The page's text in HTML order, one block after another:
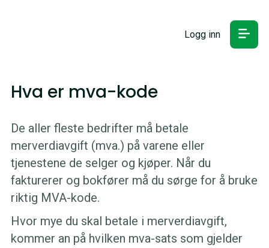
Logg inn
Hva er mva-kode
De aller fleste bedrifter må betale
merverdiavgift (mva.) på varene eller
tjenestene de selger og kjøper. Når du
fakturerer og bokfører må du sørge for å bruke
riktig MVA-kode.
Hvor mye du skal betale i merverdiavgift,
kommer an på hvilken mva-sats som gjelder